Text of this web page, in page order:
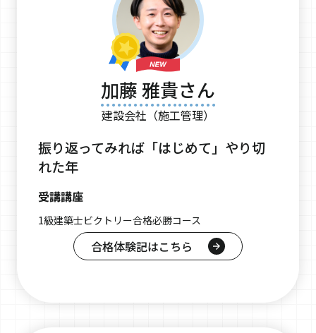
加藤 雅貴さん
建設会社（施工管理）
振り返ってみれば「はじめて」やり切
れた年
受講講座
1級建築士ビクトリー合格必勝コース
合格体験記はこちら